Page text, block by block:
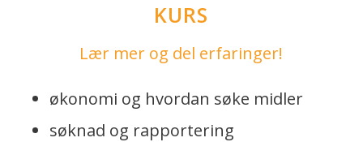
KURS
Lær mer og del erfaringer!
økonomi og hvordan søke midler
søknad og rapportering